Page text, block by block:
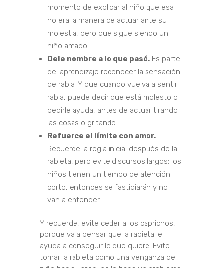
momento de explicar al niño que esa
no era la manera de actuar ante su
molestia, pero que sigue siendo un
niño amado.
Dele nombre a lo que pasó.Es parte
del aprendizaje reconocer la sensación
de rabia. Y que cuando vuelva a sentir
rabia, puede decir que está molesto o
pedirle ayuda, antes de actuar tirando
las cosas o gritando.
Refuerce el límite con amor.
Recuerde la regla inicial después de la
rabieta, pero evite discursos largos; los
niños tienen un tiempo de atención
corto, entonces se fastidiarán y no
van a entender.
Y recuerde, evite ceder a los caprichos,
porque va a pensar que la rabieta le
ayuda a conseguir lo que quiere. Evite
tomar la rabieta como una venganza del